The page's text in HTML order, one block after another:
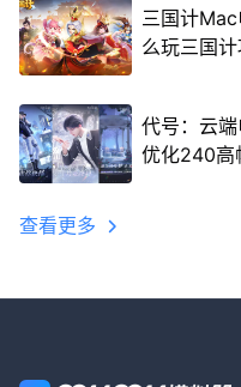
三国计
么玩三国
代号：云
优化240高
查看更多